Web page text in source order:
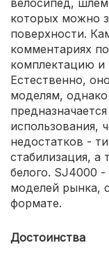
которых можно
поверхности.
комментариях
комплектацию и
Естественно,
моделям,
использования,
недостатков -
стабилизация, а
белого. SJ4000
моделей рынка,
формате.
Достоинства